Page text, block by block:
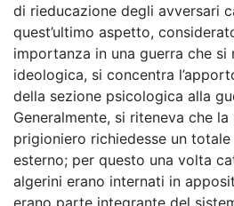
di rieducazione degli avversari
quest’ultimo aspetto,
importanza in una guerra che
ideologica, si concentra
della sezione psicologica alla
Generalmente, si riteneva che
prigioniero richiedesse un
esterno; per questo una volta
algerini erano internati in
erano parte integrante del